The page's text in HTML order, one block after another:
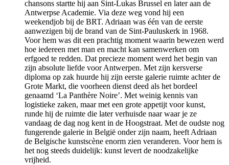
chansons startte hij aan Sint-Lukas Brussel en later aan de
Antwerpse Academie. Via deze weg vond hij een
weekendjob bij de BRT. Adriaan was één van de eerste
aanwezigen bij de brand van de Sint-Pauluskerk in 1968.
Voor hem was dit een prachtig moment waarin bewezen werd
hoe iedereen met man en macht kan samenwerken om
erfgoed te redden. Dat precieze moment werd het begin van
zijn absolute liefde voor Antwerpen. Met zijn kersverse
diploma op zak huurde hij zijn eerste galerie ruimte achter de
Grote Markt, die voorheen dienst deed als het bordeel
genaamd ‘La Panthère Noire’. Met weinig kennis van
logistieke zaken, maar met een grote appetijt voor kunst,
runde hij de ruimte die later verhuisde naar waar je ze
vandaag de dag nog kent in de Hoogstraat. Met de oudste nog
fungerende galerie in België onder zijn naam, heeft Adriaan
de Belgische kunstscène enorm zien veranderen. Voor hem is
het nog steeds duidelijk: kunst levert de noodzakelijke
vrijheid.